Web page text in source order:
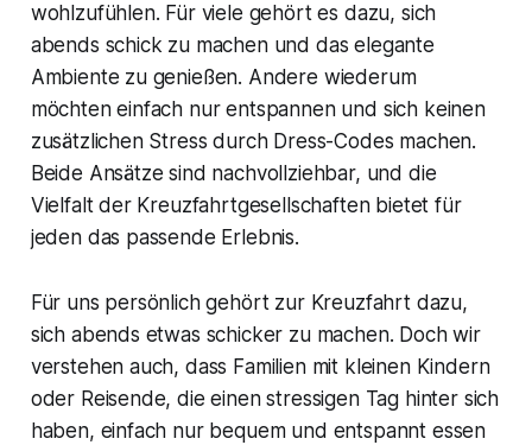
wohlzufühlen. Für viele gehört es dazu, sich
abends schick zu machen und das elegante
Ambiente zu genießen. Andere wiederum
möchten einfach nur entspannen und sich keinen
zusätzlichen Stress durch Dress-Codes machen.
Beide Ansätze sind nachvollziehbar, und die
Vielfalt der Kreuzfahrtgesellschaften bietet für
jeden das passende Erlebnis.
Für uns persönlich gehört zur Kreuzfahrt dazu,
sich abends etwas schicker zu machen. Doch wir
verstehen auch, dass Familien mit kleinen Kindern
oder Reisende, die einen stressigen Tag hinter sich
haben, einfach nur bequem und entspannt essen